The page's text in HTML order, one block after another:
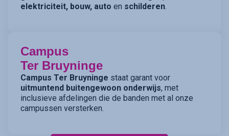
elektriciteit, bouw, auto en schilderen.
Campus
Ter Bruyninge
Campus Ter Bruyninge staat garant voor
uitmuntend buitengewoon onderwijs, met
inclusieve afdelingen die de banden met al onze
campussen versterken.